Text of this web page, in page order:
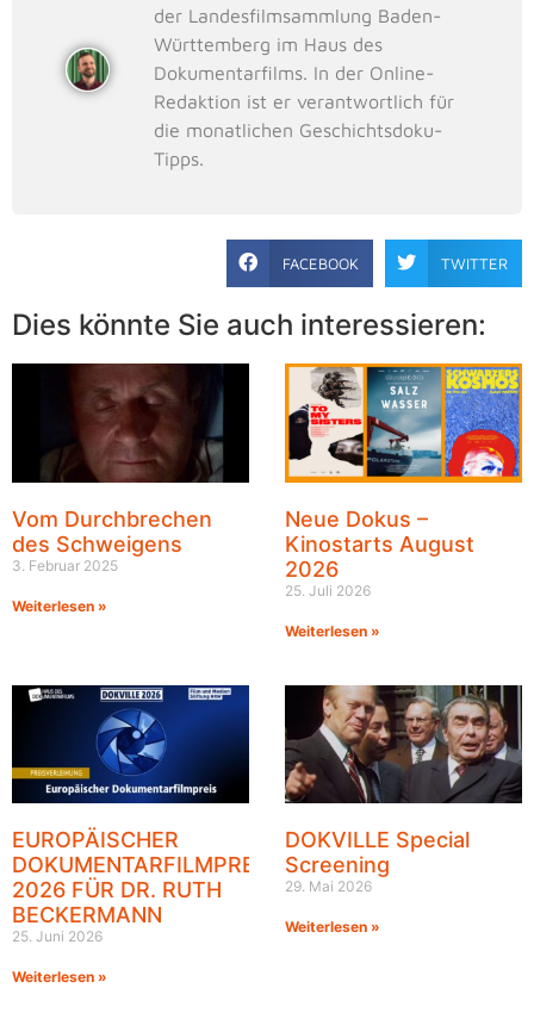
der Landesfilmsammlung Baden-
Württemberg im Haus des
Dokumentarfilms. In der Online-
Redaktion ist er verantwortlich für
die monatlichen Geschichtsdoku-
Tipps.
FACEBOOK TWITTER
Dies könnte Sie auch interessieren:
Vom Durchbrechen
des Schweigens
3. Februar 2025
Weiterlesen »
Neue Dokus –
Kinostarts August
2026
25. Juli 2026
Weiterlesen »
EUROPÄISCHER
DOKUMENTARFILMPREIS
2026 FÜR DR. RUTH
BECKERMANN
25. Juni 2026
Weiterlesen »
DOKVILLE Special
Screening
29. Mai 2026
Weiterlesen »